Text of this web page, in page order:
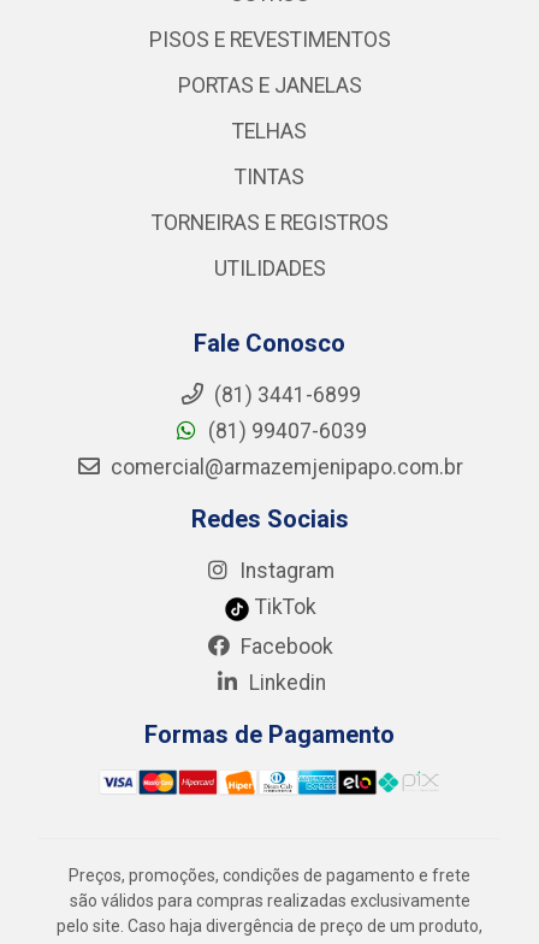
PISOS E REVESTIMENTOS
PORTAS E JANELAS
TELHAS
TINTAS
TORNEIRAS E REGISTROS
UTILIDADES
Fale Conosco
(81) 3441-6899
(81) 99407-6039
comercial@armazemjenipapo.com.br
Redes Sociais
Instagram
TikTok
Facebook
Linkedin
Formas de Pagamento
Preços, promoções, condições de pagamento e frete
são válidos para compras realizadas exclusivamente
pelo site. Caso haja divergência de preço de um produto,